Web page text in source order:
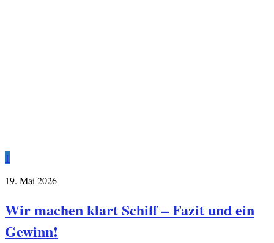
1
19. Mai 2026
Wir machen klart Schiff – Fazit und ein
Gewinn!